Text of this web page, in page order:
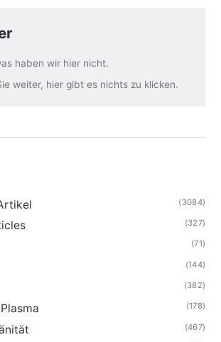
haben wir hier nicht.
weiter, hier gibt es nichts zu klicken.
(3084)
(327)
(71)
(144)
(382)
(178)
(467)